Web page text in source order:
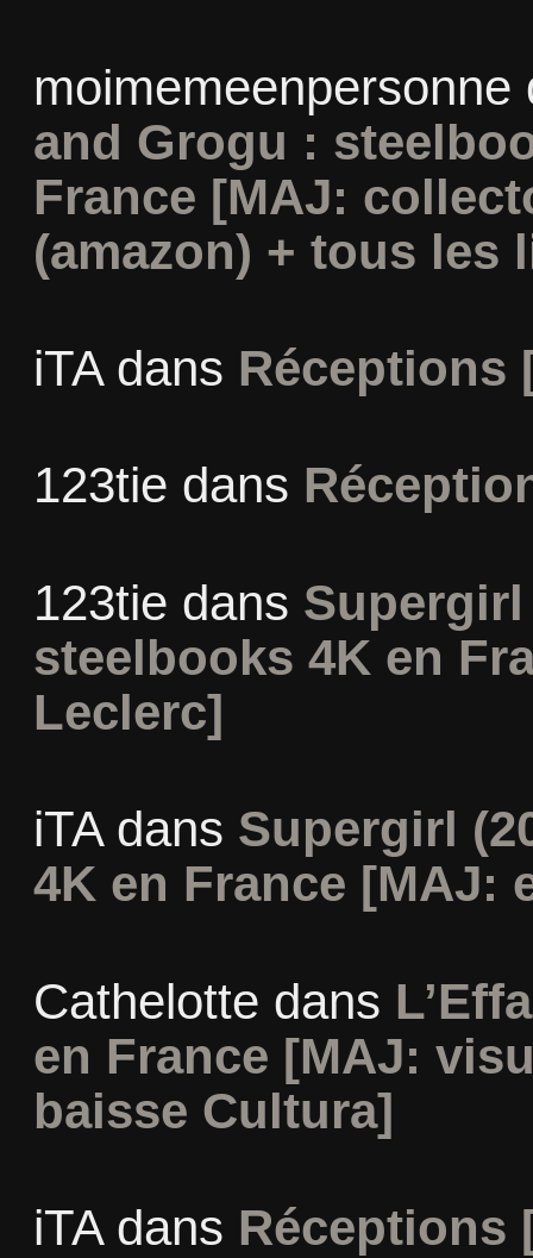
moimemeenpersonne
and Grogu :
France [MAJ:
(amazon) + tous les
iTAdans Réceptions
123tie dans
123tie dans
steelbooks 4K en
Leclerc]
iTAdans Supergirl
4K en France [MAJ:
Cathelotte dans
en France [MAJ:
baisse Cultura]
iTAdans Réceptions